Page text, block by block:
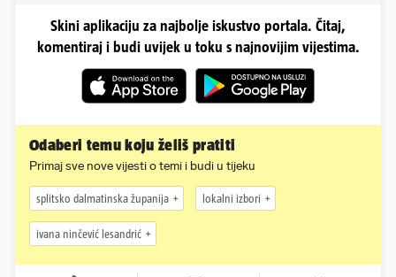
Skini aplikaciju za najbolje iskustvo portala. Čitaj,
komentiraj i budi uvijek u toku s najnovijim vijestima.
Odaberi temu koju želiš pratiti
Primaj sve nove vijesti o temi i budi u tijeku
splitsko dalmatinska županija lokalni izbori
ivana ninčević lesandrić